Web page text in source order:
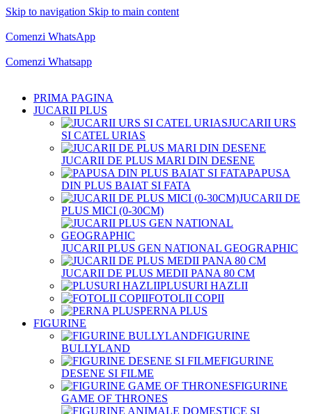
Skip to navigation Skip to main content
Comenzi WhatsApp
Comenzi Whatsapp
PRIMA PAGINA
JUCARII PLUS
JUCARII URS
SI CATEL URIAS
JUCARII DE PLUS MARI DIN DESENE
PAPUSA
DIN PLUS BAIAT SI FATA
JUCARII DE
PLUS MICI (0-30CM)
JUCARII PLUS GEN NATIONAL GEOGRAPHIC
JUCARII DE PLUS MEDII PANA 80 CM
PLUSURI HAZLII
FOTOLII COPII
PERNA PLUS
FIGURINE
FIGURINE
BULLYLAND
FIGURINE
DESENE SI FILME
FIGURINE
GAME OF THRONES